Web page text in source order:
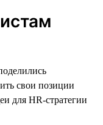
свои позиции
для HR-стратегии